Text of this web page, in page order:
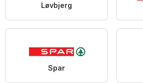
Løvbjerg
Spar